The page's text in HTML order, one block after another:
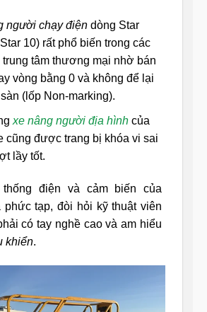
người chạy điệndòng Star
10) rất phổ biến trong các
trung tâm thương mại nhờ bán
vòng bằng 0 và không để lại
(lốp Non-marking).
xe nâng người địa hìnhcủa
cũng được trang bị khóa vi sai
lầy tốt.
điện và cảm biến của
phức tạp, đòi hỏi kỹ thuật viên
có tay nghề cao và am hiểu
khiển.